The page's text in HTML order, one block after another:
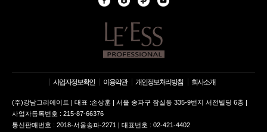
사업자정보확인 이용약관 개인정보처리방침 회사소개
(주)강남그리에이트 | 대표 :손상훈 | 서울 송파구 잠실동 335-9번지 서전빌딩 6층 |
사업자등록번호 : 215-87-66376
통신판매번호 : 2018-서울송파-2271 | 대표번호 : 02-421-4402